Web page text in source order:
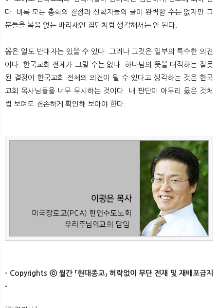
다. 비록 모든 총회의 결정과 신학자들의 글이 완벽할 수는 없지만 그
분들을 복음 없는 바리새인 집단처럼 생각해서는 안 된다.
옳은 일도 반대자는 있을 수 있다. 그러나 그것은 일부의 특수한 의견
이다. 한국교회 전체가 그럴 수는 없다. 하나님의 뜻을 대적하는 잘못
된 결정이 한국교회 전체의 의견이 될 수 있다고 생각하는 것은 한국
교회 목사님들을 너무 무시하는 것이다. 내 판단이 아무리 옳은 것처
럼 보여도 겸손하게 확인해 보아야 한다.​
- Copyrights ⓒ 월간 「현대종교」 허락없이 무단 전재 및 재배포금지
-